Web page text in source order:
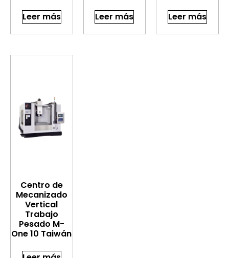
Leer más
Leer más
Leer más
Centro de
Mecanizado
Vertical
Trabajo
Pesado M-
One 10 Taiwán